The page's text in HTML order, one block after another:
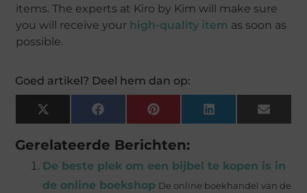
items. The experts at Kiro by Kim will make sure
you will receive your high-quality item as soon as
possible.
Goed artikel? Deel hem dan op:
X
(Twitter)
FacebookPinterestLinkedIn Email
Gerelateerde Berichten:
De beste plek om een bijbel te kopen is in
de online boekshop De online boekhandel van de